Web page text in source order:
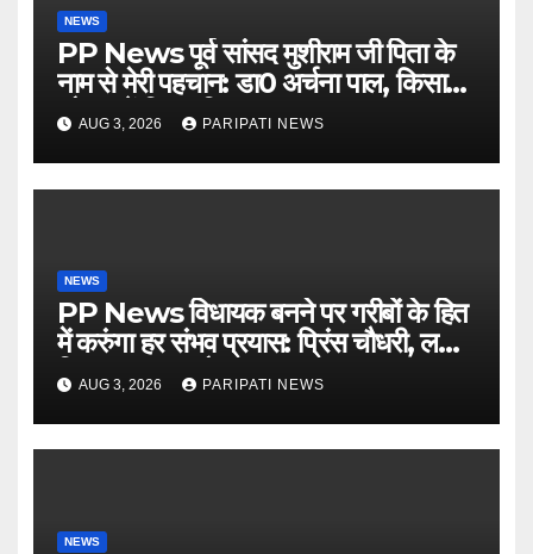
NEWS
PP News पूर्व सांसद मुशीराम जी पिता के
नाम से मेरी पहचान: डा0 अर्चना पाल, किसान
चौपाल में दिया परिचय
AUG 3, 2026 PARIPATI NEWS
NEWS
PP News विधायक बनने पर गरीबों के हित
में करुंगा हर संभव प्रयास: प्रिंस चौधरी, लगाई
किसान मजदूर चौपाल
AUG 3, 2026 PARIPATI NEWS
NEWS